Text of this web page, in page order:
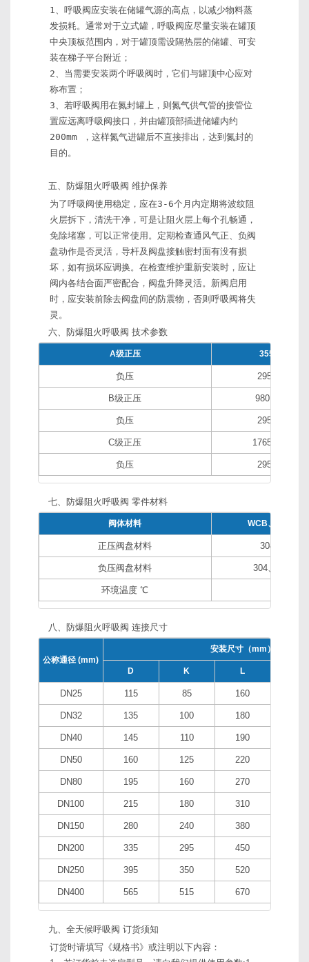
1、呼吸阀应安装在储罐气源的高点，以减少物料蒸
发损耗。通常对于立式罐，呼吸阀应尽量安装在罐顶
中央顶板范围内，对于罐顶需设隔热层的储罐、可安
装在梯子平台附近；
2、当需要安装两个呼吸阀时，它们与罐顶中心应对
称布置；
3、若呼吸阀用在氮封罐上，则氮气供气管的接管位
置应远离呼吸阀接口，并由罐顶部插进储罐内约
200mm ，这样氮气进罐后不直接排出，达到氮封的
目的。
五、防爆阻火呼吸阀 维护保养
为了呼吸阀使用稳定，应在3-6个月内定期将波纹阻
火层拆下，清洗干净，可是让阻火层上每个孔畅通，
免除堵塞，可以正常使用。定期检查通风气正、负阀
盘动作是否灵活，导杆及阀盘接触密封面有没有损
坏，如有损坏应调换。在检查维护重新安装时，应让
阀内各结合面严密配合，阀盘升降灵活。新阀启用
时，应安装前除去阀盘间的防震物，否则呼吸阀将失
灵。
六、防爆阻火呼吸阀 技术参数
A级正压 355Pa (36毫
负压 295Pa (30
B级正压 980Pa (100
负压 295Pa (30
C级正压 1765Pa (180
负压 295Pa (30
七、防爆阻火呼吸阀 零件材料
阀体材料 WCB、304、
正压阀盘材料 304、316
负压阀盘材料 304、316、
环境温度 ℃
八、防爆阻火呼吸阀 连接尺寸
公称通径 (mm)
安装尺寸（mm）
D K L
DN25 115 85 160
DN32 135 100 180
DN40 145 110 190
DN50 160 125 220
DN80 195 160 270
DN100 215 180 310
DN150 280 240 380
DN200 335 295 450
DN250 395 350 520
DN400 565 515 670
九、全天候呼吸阀 订货须知
订货时请填写《规格书》或注明以下内容：